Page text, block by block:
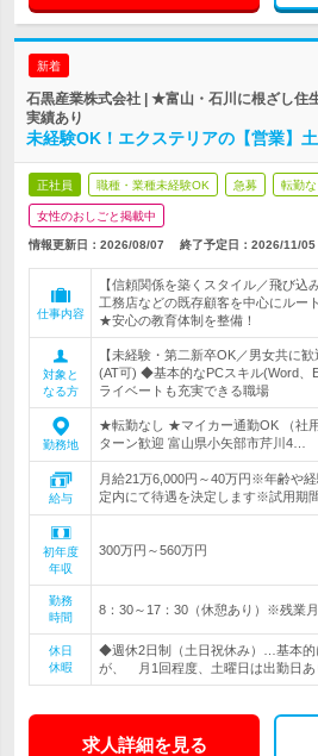
新着
石黒産業株式会社 | ★富山・石川に根ざし住
実績あり
未経験OK！エクステリアの【営業】
正社員 職種・業種未経験OK 急募 転勤な
女性のおしごと掲載中
情報更新日：2026/08/07 終了予定日： 2026/11/05
仕事内容
【信頼関係を築くスタイル／飛び
工務店などの既存顧客を中心にルー
★安心の教育体制を整備！
対象と
なる方
【未経験・第二新卒OK／男女共に
(AT可) ◆基本的なPCスキル(Word
ライベートも充実できる職場
勤務地
★転勤なし ★マイカー通勤OK （社
ターン歓迎 富山県小矢部市芹川4…
給与
月給21万6,000円～40万円※年齢や
定内にて待遇を決定します※試用期
初年度
年収
300万円～560万円
勤務
時間
8：30～17：30（休憩あり）※残業
休日
休暇
◆週休2日制（土日祝休み）…基本的
が、 月1回程度、土曜日は出勤日
求人詳細を見る